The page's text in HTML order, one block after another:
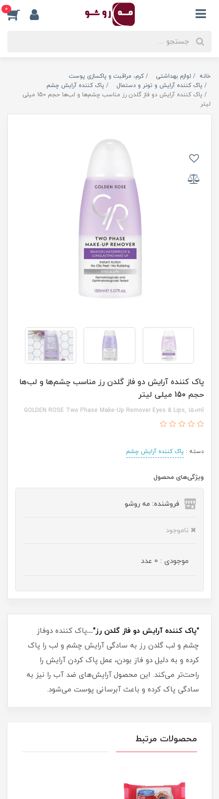
0
خانه لوازم بهداشتی
کرم، مراقبت و پاکسازی پوست
پاک کننده آرایش و تونر و دستمال
پاک کننده آرایش چشم
پاک کننده آرایش دو فاز گلدن رز مناسب چشم‌ها و لب‌ها حجم 150 میلی
لیتر
پاک کننده آرایش دو فاز گلدن رز مناسب چشم‌ها و لب‌ها
حجم 150 میلی لیتر
GOLDEN ROSE Two Phase Make-Up Remover Eyes & Lips, 150ml
دسته : پاک کننده آرایش چشم
ویژگی‌های محصول
فروشنده: مه رو‌شو
ناموجود
موجودی : 0 عدد
"پاک کننده آرایش دو فاز گلدن رز"...پاک کننده دوفاز
چشم و لب گلدن رز به سادگی آرایش چشم و لب را پاک
کرده و به دلیل دو فاز بودن، عمل پاک کردن آرایش را
راحت‌تر می‌کند. این محصول آرایش‌های ضد آب را نیز به
سادگی پاک کرده و باعث آبرسانی پوست می‌شود.
محصولات مرتبط